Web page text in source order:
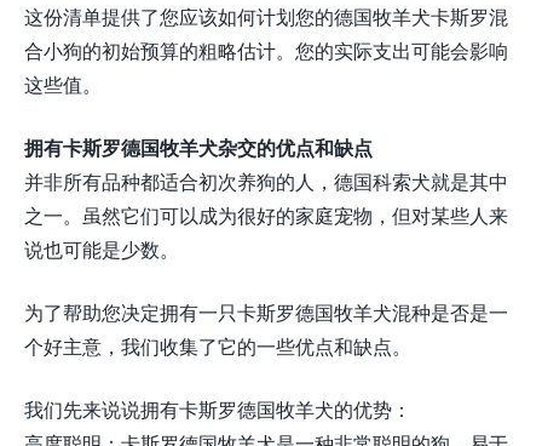
这份清单提供了您应该如何计划您的德国牧羊犬卡斯罗混
合小狗的初始预算的粗略估计。您的实际支出可能会影响
这些值。
拥有卡斯罗德国牧羊犬杂交的优点和缺点
并非所有品种都适合初次养狗的人，德国科索犬就是其中
之一。虽然它们可以成为很好的家庭宠物，但对某些人来
说也可能是少数。
为了帮助您决定拥有一只卡斯罗德国牧羊犬混种是否是一
个好主意，我们收集了它的一些优点和缺点。
我们先来说说拥有卡斯罗德国牧羊犬的优势：